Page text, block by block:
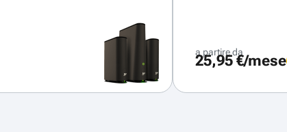
a partire da
25,95 €/mese